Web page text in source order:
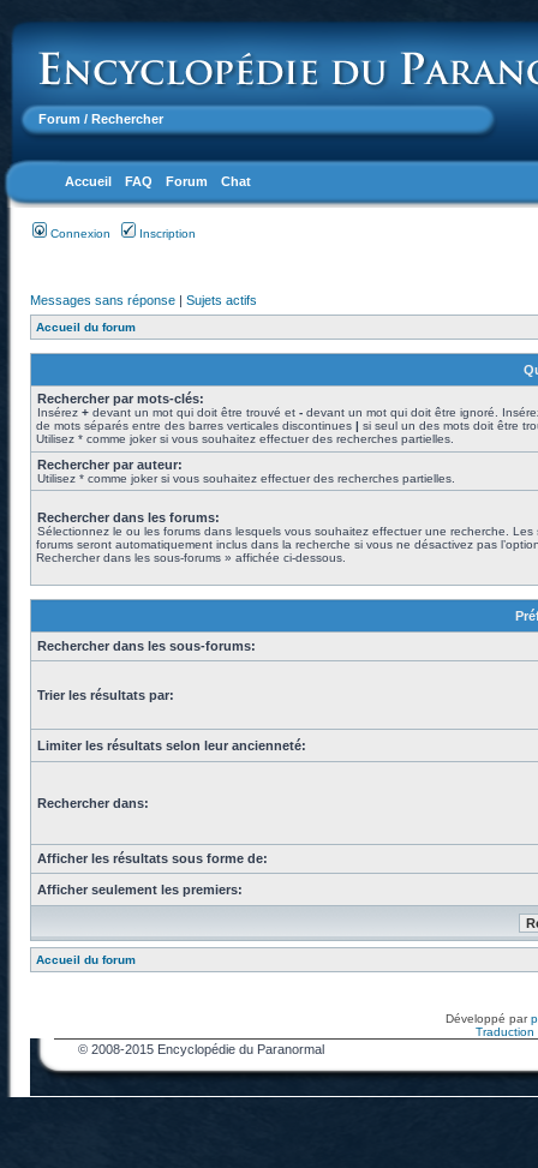
Forum / Rechercher
Accueil FAQ Forum Chat
Connexion Inscription
Messages sans réponse | Sujets actifs
Accueil du forum
Rechercher par mots-clés:
Insérez + devant un mot qui doit être trouvé et - devant un mot qui doit être ignoré.
de mots séparés entre des barres verticales discontinues | si seul un des mots doit être
Utilisez * comme joker si vous souhaitez effectuer des recherches partielles.
Rechercher par auteur:
Utilisez * comme joker si vous souhaitez effectuer des recherches partielles.
Rechercher dans les forums:
Sélectionnez le ou les forums dans lesquels vous souhaitez effectuer une recherche. Les
forums seront automatiquement inclus dans la recherche si vous ne désactivez pas
Rechercher dans les sous-forums » affichée ci-dessous.
Rechercher dans les sous-forums:
Trier les résultats par:
Limiter les résultats selon leur ancienneté:
Rechercher dans:
Afficher les résultats sous forme de:
Afficher seulement les premiers:
Accueil du forum
Développé par
Traduction
© 2008-2015 Encyclopédie du Paranormal